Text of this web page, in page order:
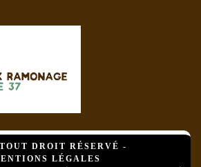
DROIT RÉSERVÉ -
LÉGALES